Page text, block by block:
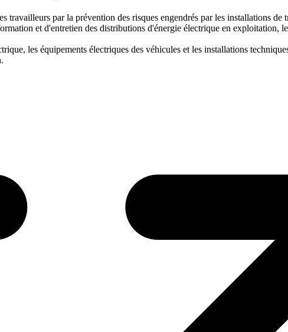
travailleurs par la prévention des risques engendrés par les installations
et d'entretien des distributions d'énergie électrique en exploitation,
les équipements électriques des véhicules et les installations